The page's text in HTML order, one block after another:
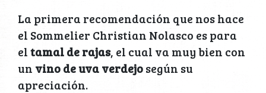
La primera recomendación que nos hace
el Sommelier Christian Nolasco es para
eltamal de rajas, el cual va muy bien con
un vino de uva verdejosegún su
apreciación.